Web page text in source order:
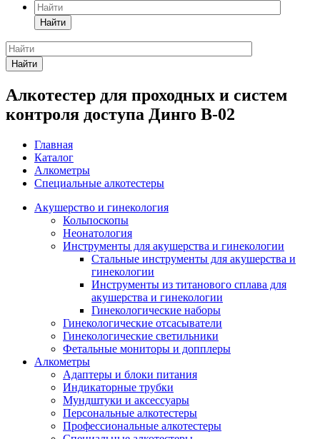
Найти
Найти
Алкотестер для проходных и систем
контроля доступа Динго В-02
Главная
Каталог
Алкометры
Специальные алкотестеры
Акушерство и гинекология
Кольпоскопы
Неонатология
Инструменты для акушерства и гинекологии
Стальные инструменты для акушерства и
гинекологии
Инструменты из титанового сплава для
акушерства и гинекологии
Гинекологические наборы
Гинекологические отсасыватели
Гинекологические светильники
Фетальные мониторы и допплеры
Алкометры
Адаптеры и блоки питания
Индикаторные трубки
Мундштуки и аксессуары
Персональные алкотестеры
Профессиональные алкотестеры